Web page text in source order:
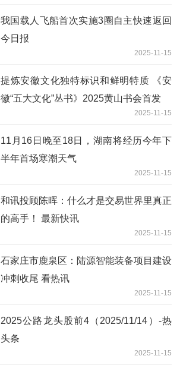
我国载人飞船首次实施3圈自主快速返回
今日报
2025-11-15
提炼安徽文化独特标识和鲜明特质 《安
徽“五大文化”丛书》2025黄山书会首发
2025-11-15
11月16日晚至18日，湖南将经历今年下
半年首场寒潮天气
2025-11-15
和讯投顾陈晖：什么才是交易世界里真正
的高手！ 最新快讯
2025-11-15
石家庄市鹿泉区：陆源智能装备项目建设
冲刺收尾 看热讯
2025-11-15
2025公路龙头股前4（2025/11/14）-热
头条
2025-11-15